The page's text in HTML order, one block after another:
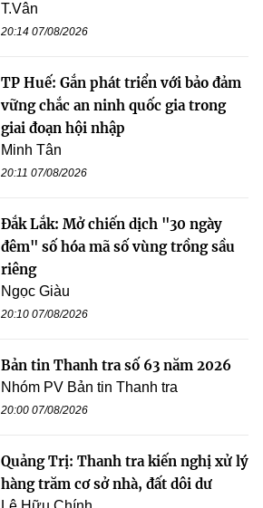
T.Vân
20:14 07/08/2026
TP Huế: Gắn phát triển với bảo đảm
vững chắc an ninh quốc gia trong
giai đoạn hội nhập
Minh Tân
20:11 07/08/2026
Đắk Lắk: Mở chiến dịch "30 ngày
đêm" số hóa mã số vùng trồng sầu
riêng
Ngọc Giàu
20:10 07/08/2026
Bản tin Thanh tra số 63 năm 2026
Nhóm PV Bản tin Thanh tra
20:00 07/08/2026
Quảng Trị: Thanh tra kiến nghị xử lý
hàng trăm cơ sở nhà, đất dôi dư